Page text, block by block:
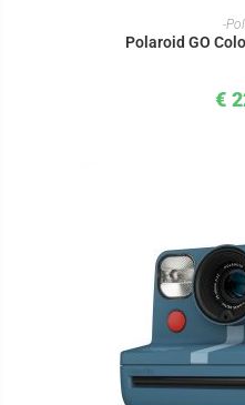
IN DEN-
Polaroid GO
€